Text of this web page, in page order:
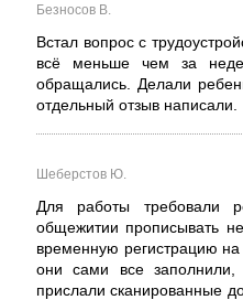
Безносов В.
Встал вопрос с
всё меньше чем за
обращались. Делали
отдельный отзыв
Шеберстов Ю.
Для работы требовали
общежитии прописывать
временную регистрацию
они сами все заполнили,
прислали сканированные